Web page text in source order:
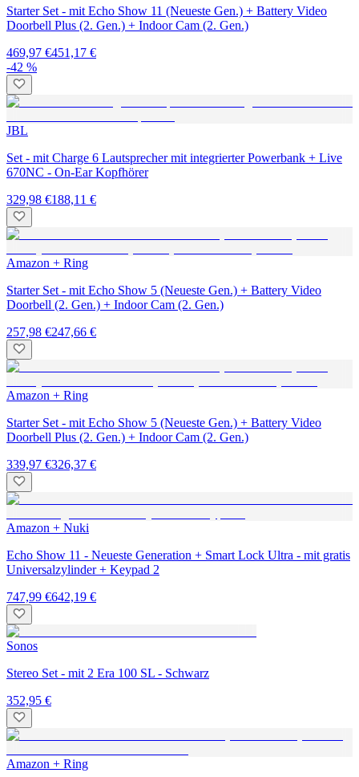
Starter Set - mit Echo Show 11 (Neueste Gen.) + Battery Video
Doorbell Plus (2. Gen.) + Indoor Cam (2. Gen.)
469,97 €451,17 €
-42 %
JBL
Set - mit Charge 6 Lautsprecher mit integrierter Powerbank + Live
670NC - On-Ear Kopfhörer
329,98 €188,11 €
Amazon + Ring
Starter Set - mit Echo Show 5 (Neueste Gen.) + Battery Video
Doorbell (2. Gen.) + Indoor Cam (2. Gen.)
257,98 €247,66 €
Amazon + Ring
Starter Set - mit Echo Show 5 (Neueste Gen.) + Battery Video
Doorbell Plus (2. Gen.) + Indoor Cam (2. Gen.)
339,97 €326,37 €
Amazon + Nuki
Echo Show 11 - Neueste Generation + Smart Lock Ultra - mit gratis
Universalzylinder + Keypad 2
747,99 €642,19 €
Sonos
Stereo Set - mit 2 Era 100 SL - Schwarz
352,95 €
Amazon + Ring